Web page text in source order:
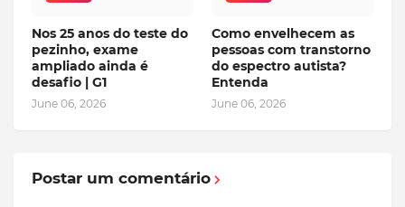
Nos 25 anos do teste do
pezinho, exame
ampliado ainda é
desafio | G1
June 06, 2026
Como envelhecem as
pessoas com transtorno
do espectro autista?
Entenda
June 06, 2026
Postar um comentário